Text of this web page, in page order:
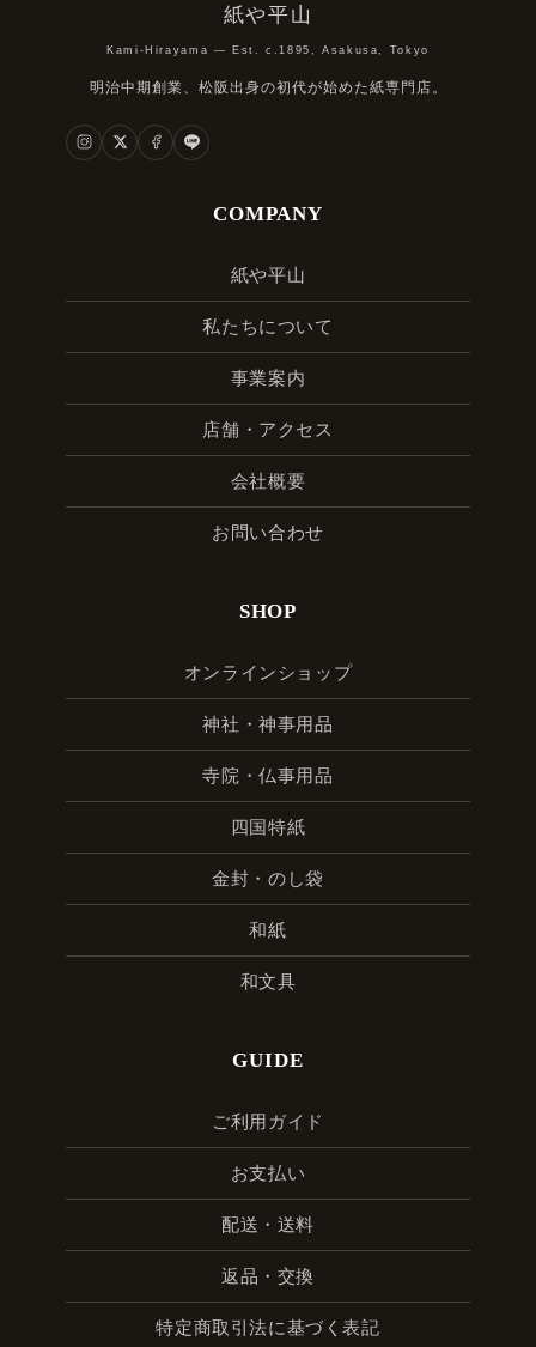
紙や平山
Kami-Hirayama — Est. c.1895, Asakusa, Tokyo
明治中期創業、松阪出身の初代が始めた紙専門店。
COMPANY
紙や平山
私たちについて
事業案内
店舗・アクセス
会社概要
お問い合わせ
SHOP
オンラインショップ
神社・神事用品
寺院・仏事用品
四国特紙
金封・のし袋
和紙
和文具
GUIDE
ご利用ガイド
お支払い
配送・送料
返品・交換
特定商取引法に基づく表記